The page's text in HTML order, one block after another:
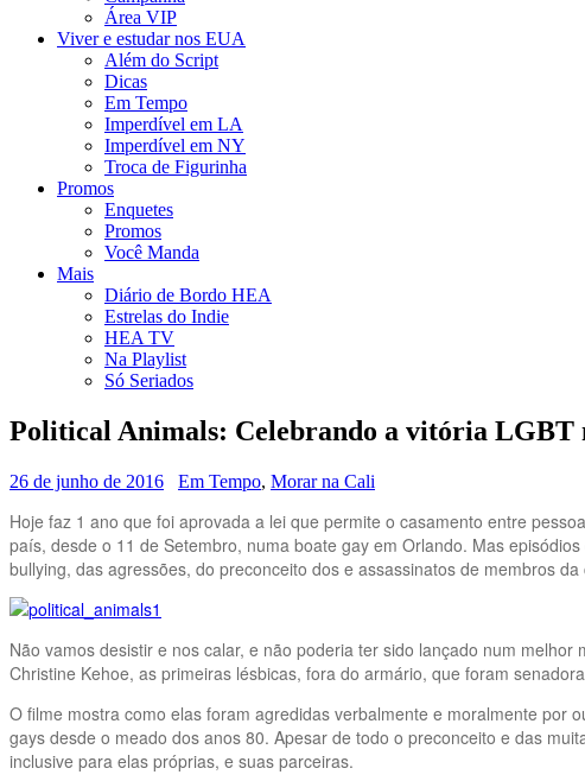
Área VIP
Viver e estudar nos EUA
Além do Script
Dicas
Em Tempo
Imperdível em LA
Imperdível em NY
Troca de Figurinha
Promos
Enquetes
Promos
Você Manda
Mais
Diário de Bordo HEA
Estrelas do Indie
HEA TV
Na Playlist
Só Seriados
Political Animals: Celebrando a vitória LGBT
26 de junho de 2016 Em Tempo, Morar na Cali
Hoje faz 1 ano que foi aprovada a lei que permite o casamento entre
país, desde o 11 de Setembro, numa boate gay em Orlando. Mas
bullying, das agressões, do preconceito dos e assassinatos de membros da
Não vamos desistir e nos calar, e não poderia ter sido lançado num
Christine Kehoe, as primeiras lésbicas, fora do armário, que foram
O filme mostra como elas foram agredidas verbalmente e moralmente por
gays desde o meado dos anos 80. Apesar de todo o preconceito e das
inclusive para elas próprias, e suas parceiras.